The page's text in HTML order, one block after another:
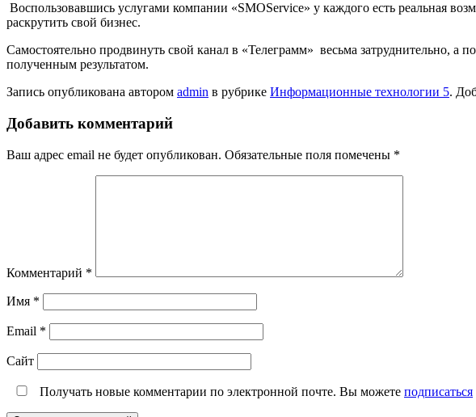
Воспользовавшись услугами компании «SMOService» у каждого есть реальная
раскрутить свой бизнес.
Самостоятельно продвинуть свой канал в «Телеграмм» весьма затруднительно, а
полученным результатом.
Запись опубликована автором admin в рубрике Информационные технологии 5.
Добавить комментарий
Ваш адрес email не будет опубликован. Обязательные поля помечены *
Комментарий *
Имя *
Email *
Сайт
Получать новые комментарии по электронной почте. Вы можете подписаться